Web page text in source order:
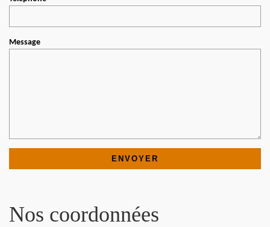
Message
Nos coordonnées